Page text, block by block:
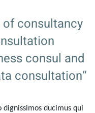
of consultancy
consul and
consultation“
dignissimos ducimus qui